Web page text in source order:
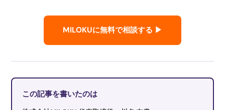
MILOKUに無料で相談する ▶
この記事を書いたのは